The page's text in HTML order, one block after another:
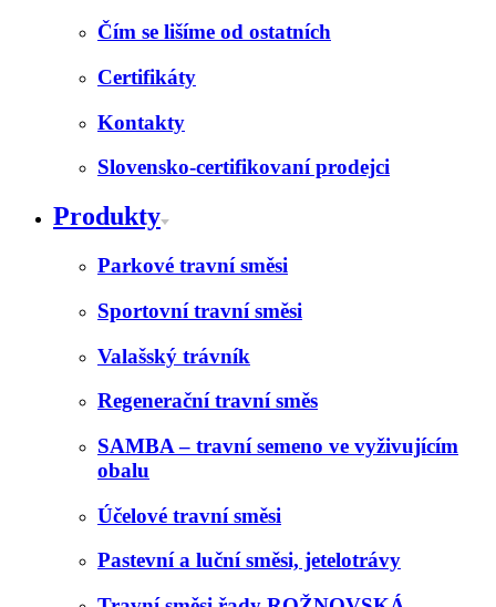
Čím se lišíme od ostatních
Certifikáty
Kontakty
Slovensko-certifikovaní prodejci
Produkty
Parkové travní směsi
Sportovní travní směsi
Valašský trávník
Regenerační travní směs
SAMBA – travní semeno ve vyživujícím
obalu
Účelové travní směsi
Pastevní a luční směsi, jetelotrávy